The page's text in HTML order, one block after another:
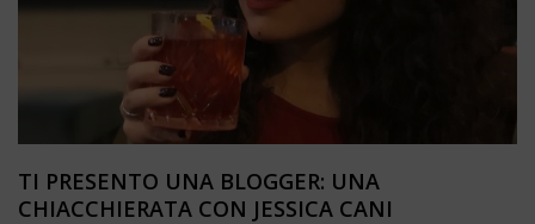
TI PRESENTO UNA BLOGGER: UNA
CHIACCHIERATA CON JESSICA CANI